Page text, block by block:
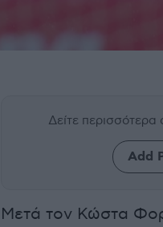
Δείτε
Add
Μετά τον Κώστα